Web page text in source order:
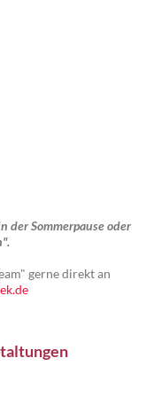
der Sommerpause oder
gerne direkt an